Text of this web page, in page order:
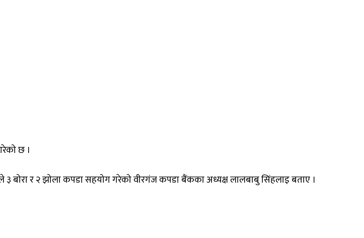
छ ।
बोरा र २ झोला कपडा सहयोग गरेको वीरगंज कपडा बैंकका अध्यक्ष लालबाबु सिंहलाइ बताए ।